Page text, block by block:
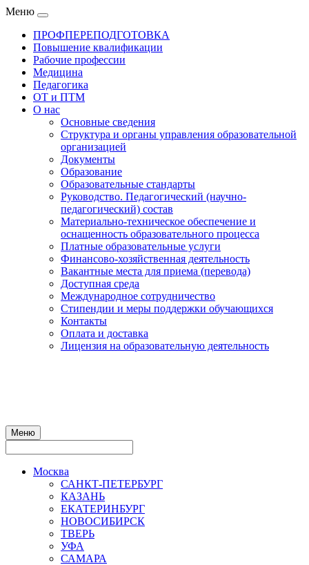
Меню
ПРОФПЕРЕПОДГОТОВКА
Повышение квалификации
Рабочие профессии
Медицина
Педагогика
ОТ и ПТМ
О нас
Основные сведения
Структура и органы управления образовательной
организацией
Документы
Образование
Образовательные стандарты
Руководство. Педагогический (научно-
педагогический) состав
Материально-техническое обеспечение и
оснащенность образовательного процесса
Платные образовательные услуги
Финансово-хозяйственная деятельность
Вакантные места для приема (перевода)
Доступная среда
Международное сотрудничество
Стипендии и меры поддержки обучающихся
Контакты
Оплата и доставка
Лицензия на образовательную деятельность
Меню
Москва
САНКТ-ПЕТЕРБУРГ
КАЗАНЬ
ЕКАТЕРИНБУРГ
НОВОСИБИРСК
ТВЕРЬ
УФА
САМАРА